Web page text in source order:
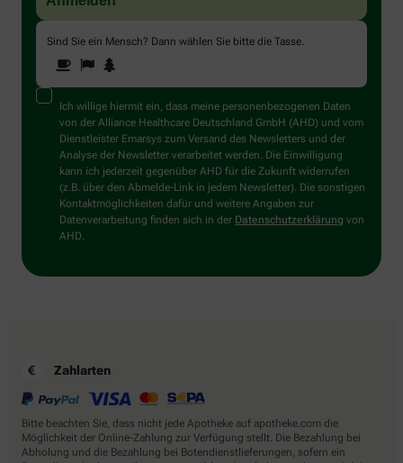
Sind Sie ein Mensch? Dann wählen Sie bitte die Tasse.
Sind
Sie
ein
Mensch?
Dann
wählen
Sie
bitte
die
Tasse.
1 2
Ich willige hiermit ein, dass meine personenbezogenen Daten
von der Alliance Healthcare Deutschland GmbH (AHD) und vom
Dienstleister Emarsys zum Versand des Newsletters und der
Analyse der Newsletter verarbeitet werden. Die Einwilligung
kann ich jederzeit gegenüber AHD für die Zukunft widerrufen
(z.B. über den Abmelde-Link in jedem Newsletter). Die sonstigen
Kontaktmöglichkeiten dafür und weitere Angaben zur
Datenverarbeitung finden sich in der Datenschutzerklärung von
AHD.
Zahlarten
Bitte beachten Sie, dass nicht jede Apotheke auf apotheke.com die
Möglichkeit der Online-Zahlung zur Verfügung stellt. Die Bezahlung bei
Abholung und die Bezahlung bei Botendienstlieferungen, sofern ein